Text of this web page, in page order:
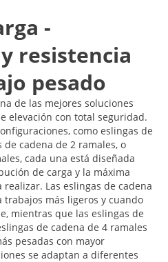
-
resistencia
pesado
de las mejores soluciones
elevación con total seguridad.
como eslingas de
cadena de 2 ramales, o
cada una está diseñada
de carga y la máxima
Las eslingas de cadena
más ligeros y cuando
mientras que las eslingas de
de cadena de 4 ramales
pesadas con mayor
se adaptan a diferentes